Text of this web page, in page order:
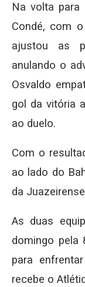
Na volta
Condé, com
ajustou as
anulando o
Osvaldo
gol da vitória
ao duelo.
Com o
ao lado do
da
As duas
domingo pela
para
recebe o